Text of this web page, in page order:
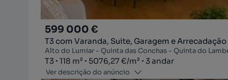
599 000 €
T3 com Varanda, Suite, Garagem e Arrecadação
Alto do Lumiar - Quinta das Conchas - Quinta do
Tipologia
T3
Zona118 m²
Preço por metro quadrado
5076,27 €/m²
Andar 3 andar
Ver descrição do anúncio